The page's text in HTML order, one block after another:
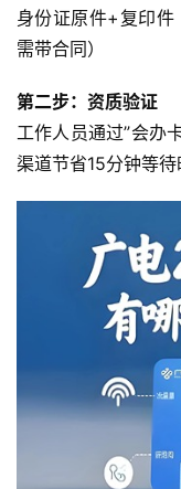
身份证原件+复印
需带合同）
第二步：资质验证
工作人员通过”会办
渠道节省15分钟等待